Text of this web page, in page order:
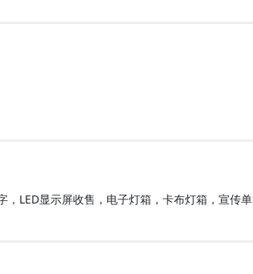
，LED显示屏收售，电子灯箱，卡布灯箱，宣传